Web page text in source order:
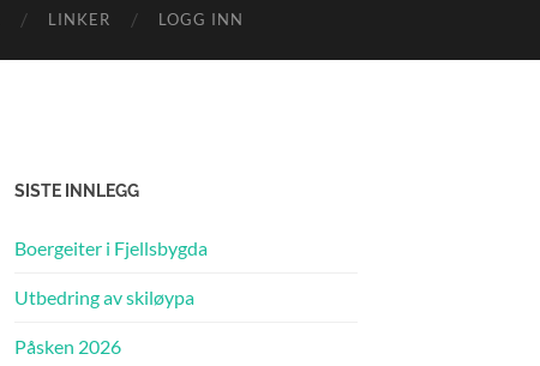
LINKER LOGG INN
SISTE INNLEGG
Boergeiter i Fjellsbygda
Utbedring av skiløypa
Påsken 2026